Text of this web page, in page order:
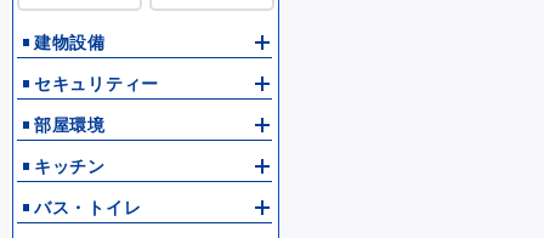
建物設備
セキュリティー
部屋環境
キッチン
バス・トイレ